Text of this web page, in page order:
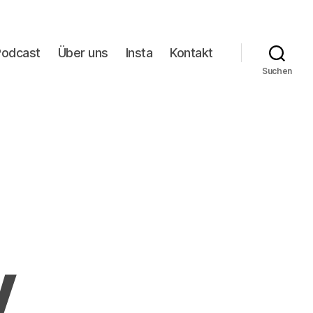
Über uns Insta Kontakt
Suchen